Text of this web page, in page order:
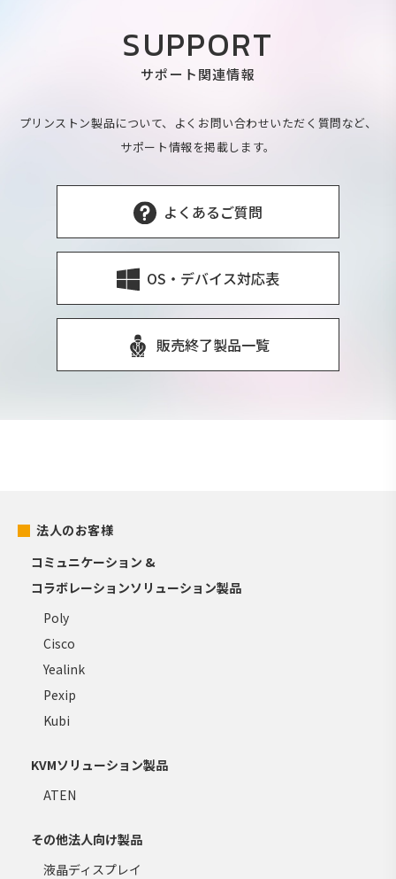
SUPPORT
サポート関連情報
プリンストン製品について、よくお問い合わせいただく質問など、
サポート情報を掲載します。
よくあるご質問
OS・デバイス対応表
販売終了製品一覧
法人のお客様
コミュニケーション &
コラボレーションソリューション製品
Poly
Cisco
Yealink
Pexip
Kubi
KVMソリューション製品
ATEN
その他法人向け製品
液晶ディスプレイ